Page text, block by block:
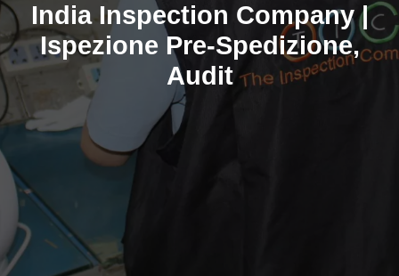
India Inspection Company |
Ispezione Pre-Spedizione,
Audit